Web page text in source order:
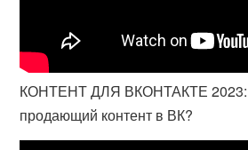
КОНТЕНТ ДЛЯ ВКОНТАКТЕ 2023:
продающий контент в ВК?